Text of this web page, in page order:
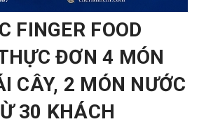
FINGER FOOD
ĐƠN 4 MÓN
CÂY, 2 MÓN NƯỚC
30 KHÁCH